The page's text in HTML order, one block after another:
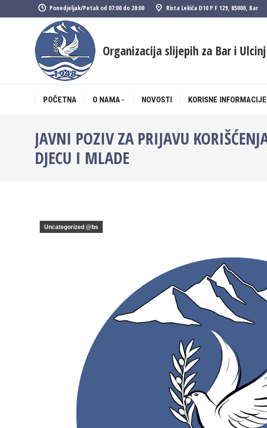
Ponedjeljak/Petak od 07:00 do 20:00 Rista Lekića D10 P F 129, 85000, Bar
Organizacija slijepih za Bar i Ulcinj
POČETNA O NAMA NOVOSTI KORISNE INFORMACIJE
JAVNI POZIV ZA PRIJAVU
DJECU I MLADE
Uncategorized @bs
POČETNA O NAMA NOVOSTI KORISNE INFORMACIJE